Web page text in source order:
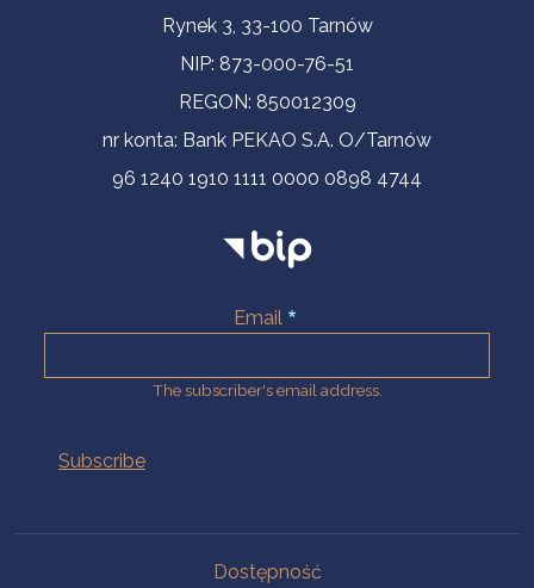
Contact InformationRynek 3, 33-100 Tarnów
NIP: 873-000-76-51
REGON: 850012309
nr konta: Bank PEKAO S.A. O/Tarnów
96 1240 1910 1111 0000 0898 4744
Email
The subscriber's email address.
Dostępność